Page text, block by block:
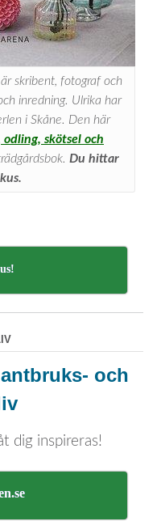
skribent, fotograf och
inredning. Ulrika har
i Skåne. Den här
skötsel och
Du hittar
och
dig inspireras!